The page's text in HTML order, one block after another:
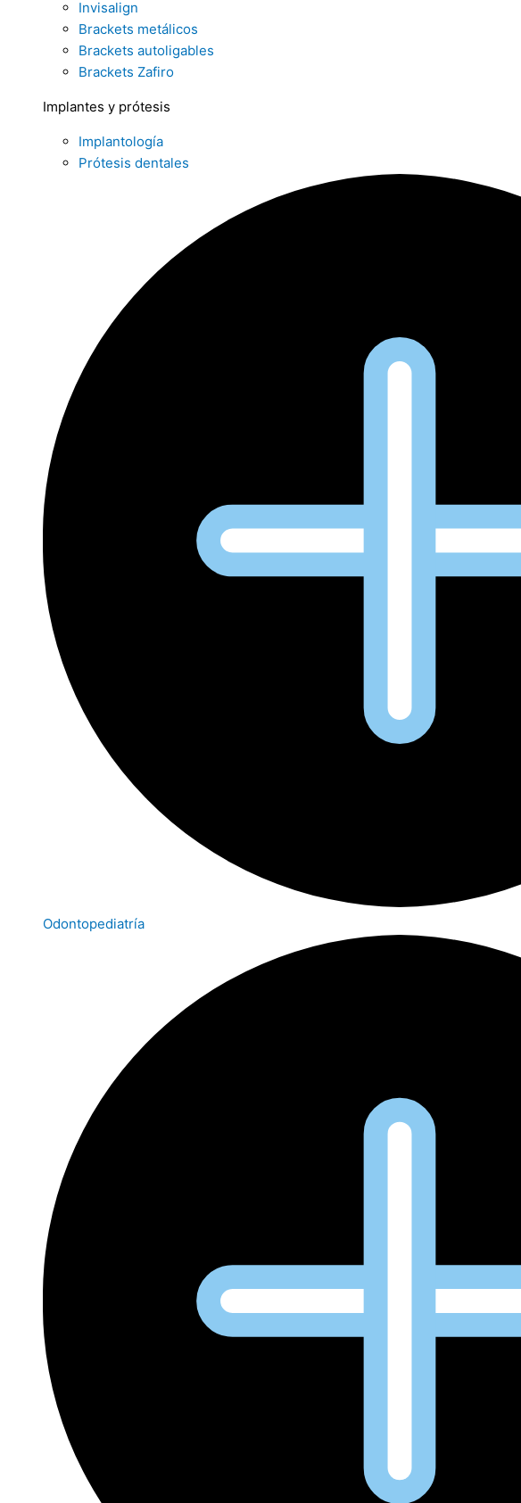
Invisalign
Brackets metálicos
Brackets autoligables
Brackets Zafiro
Implantes y prótesis
Implantología
Prótesis dentales
Odontopediatría